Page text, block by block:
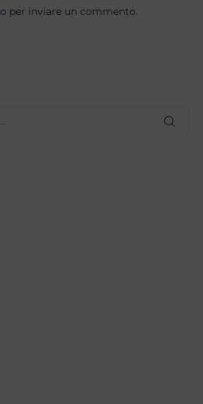
per inviare un commento.